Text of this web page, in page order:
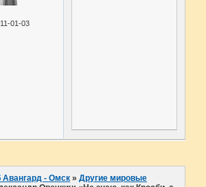
01-03
Авангард - Омск »Другие мировые